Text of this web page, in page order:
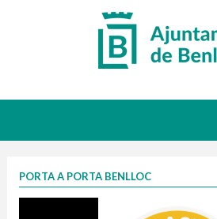
PORTA A PORTA BENLLOC